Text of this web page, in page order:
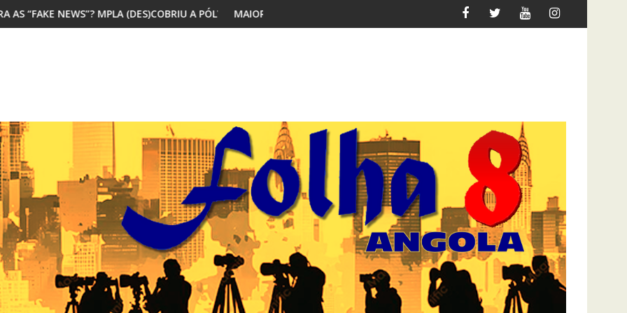
A PÓLVORAMAIORIA DOS JOVENS AFRICANOS QUER MIGRAR ATAQUE À UNITEL AINDA AFECTA A VIDA DOS